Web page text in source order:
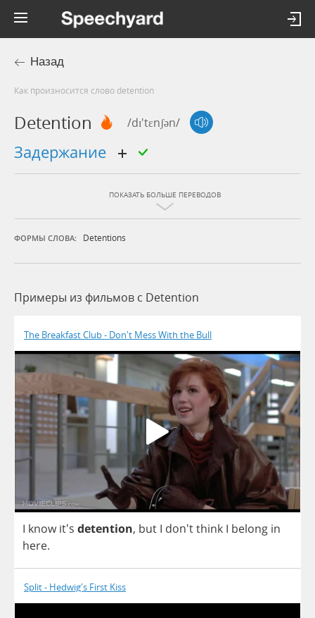
Назад
Как произносится слово detention
Detention /dɪ'tɛnʃən/
задержание
ПОКАЗАТЬ БОЛЬШЕ ПЕРЕВОДОВ
ФОРМЫ СЛОВА: Detentions
Примеры из фильмов c Detention
The Breakfast Club - Don't Mess With the Bull
I know it's detention, but I don'tthink I belong in
here.
Split - Hedwig's First Kiss